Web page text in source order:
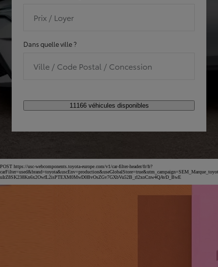
Prix / Loyer
Dans quelle ville ?
Ville / Code Postal / Concession
11166 véhicules disponibles
POST https://usc-webcomponents.toyota-europe.com/v1/car-filter-header/fr/fr?
uIrZ8SK238Kn6x2OwfL2isPTEXM0MwD0BvOsZGv7GXbVu52B_rl2xoCnw4QAvD_BwE